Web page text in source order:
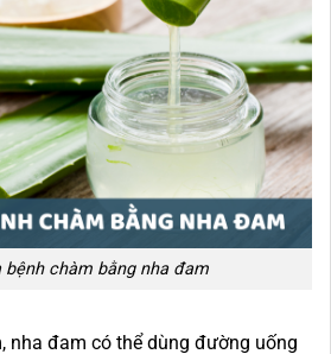
bệnh chàm bằng nha đam
nha đam có thể dùng đường uống